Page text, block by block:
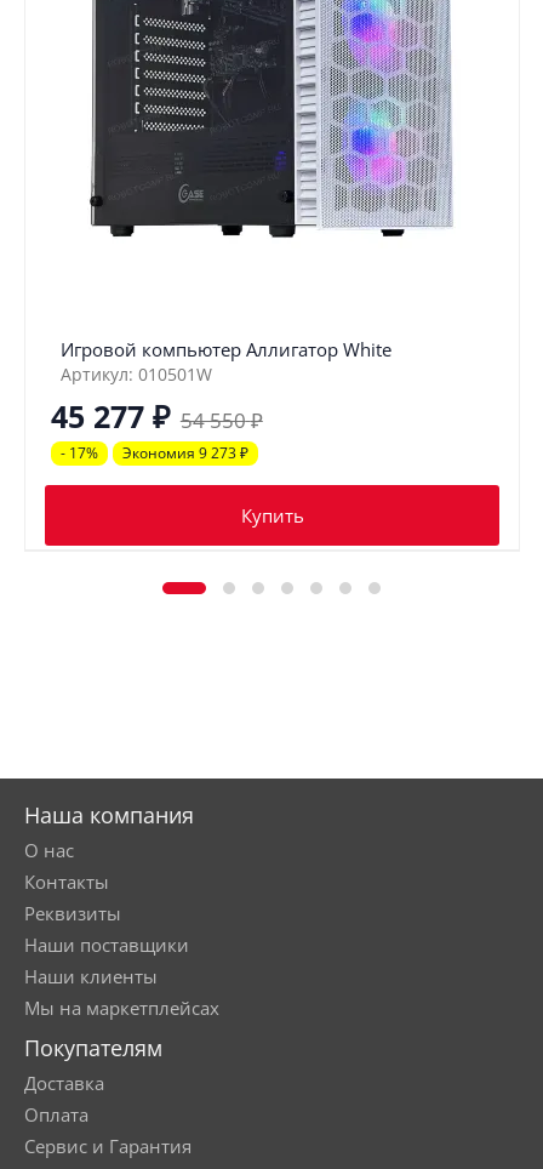
Игровой компьютер Аллигатор White
Артикул: 010501W
45 277 ₽ 54 550₽
- 17% Экономия 9 273₽
Купить
Наша компания
О нас
Контакты
Реквизиты
Наши поставщики
Наши клиенты
Мы на маркетплейсах
Покупателям
Доставка
Оплата
Сервис и Гарантия